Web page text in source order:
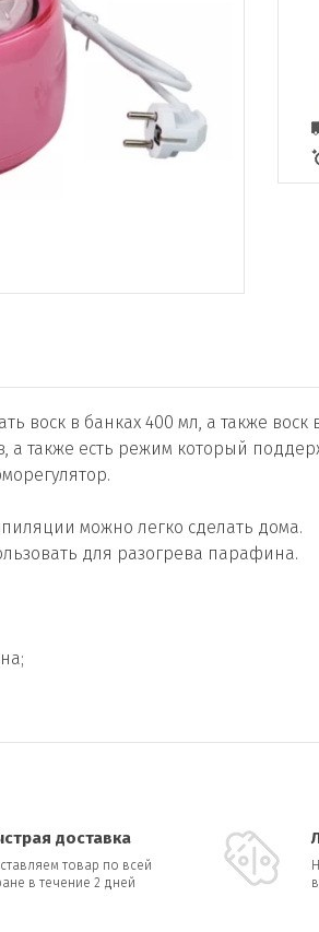
воск в банках 400 мл, а также воск
а также есть режим который
можно легко сделать дома.
для разогрева парафина.
доставка
товар по всей
в течение 2 дней